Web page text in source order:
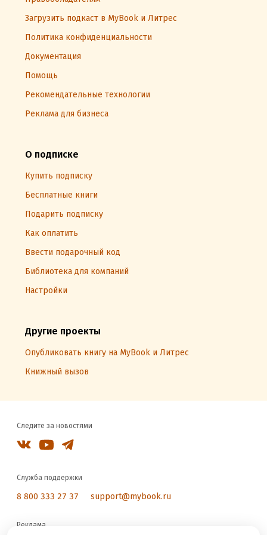
Загрузить подкаст в MyBook и Литрес
Политика конфиденциальности
Документация
Помощь
Рекомендательные технологии
Реклама для бизнеса
О подписке
Купить подписку
Бесплатные книги
Подарить подписку
Как оплатить
Ввести подарочный код
Библиотека для компаний
Настройки
Другие проекты
Опубликовать книгу на MyBook и Литрес
Книжный вызов
Следите за новостями
Служба поддержки
8 800 333 27 37 support@mybook.ru
Реклама